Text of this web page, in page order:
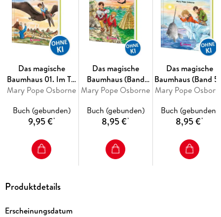
Das magische
Baumhaus 01. Im Tal
der Dinosaurier
Mary Pope Osborne
Buch (gebunden)
9,95 €*
Das magische
Baumhaus (Band
58) - Das
der Inka
Mary Pope Osborne
Buch (gebunden)
8,95 €*
Das magische
Baumhaus (Band
- Narwal in großer
Mary Pope
Buch (gebunden)
8,95 €*
Produktdetails
Erscheinungsdatum